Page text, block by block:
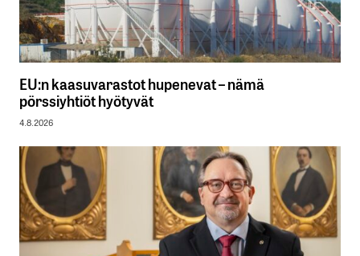
EU:n kaasuvarastot hupenevat – nämä
pörssiyhtiöt hyötyvät
4.8.2026